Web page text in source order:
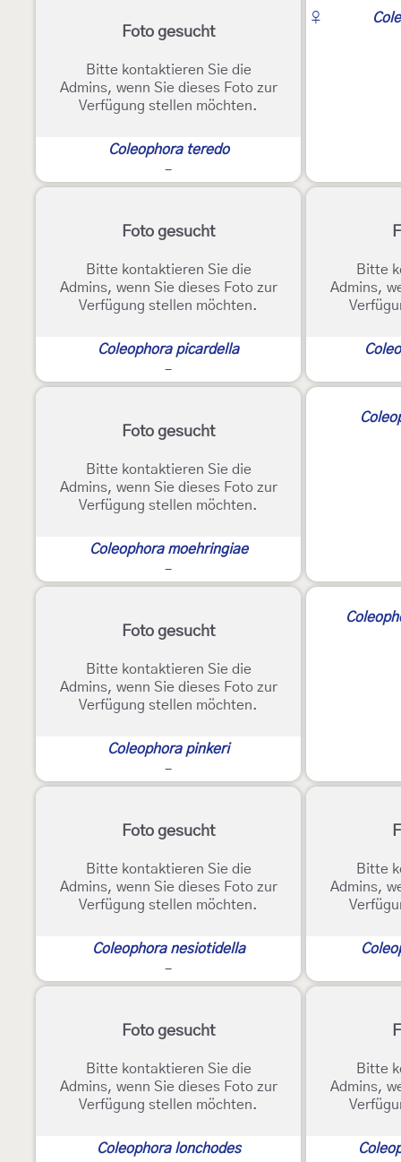
Foto gesucht
Bitte kontaktieren Sie die
Admins, wenn Sie dieses Foto zur
Verfügung stellen möchten.
Coleophora teredo
-
♀
Foto gesucht
Bitte kontaktieren Sie die
Admins, wenn Sie dieses Foto zur
Verfügung stellen möchten.
Coleophora picardella
-
Bitte
Admins,
Foto gesucht
Bitte kontaktieren Sie die
Admins, wenn Sie dieses Foto zur
Verfügung stellen möchten.
Coleophora moehringiae
-
Foto gesucht
Bitte kontaktieren Sie die
Admins, wenn Sie dieses Foto zur
Verfügung stellen möchten.
Coleophora pinkeri
-
Foto gesucht
Bitte kontaktieren Sie die
Admins, wenn Sie dieses Foto zur
Verfügung stellen möchten.
Coleophora nesiotidella
-
Bitte
Admins,
Foto gesucht
Bitte kontaktieren Sie die
Admins, wenn Sie dieses Foto zur
Verfügung stellen möchten.
Coleophora lonchodes
Bitte
Admins,